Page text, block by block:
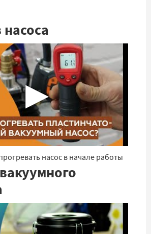
▶
насос в начале работы